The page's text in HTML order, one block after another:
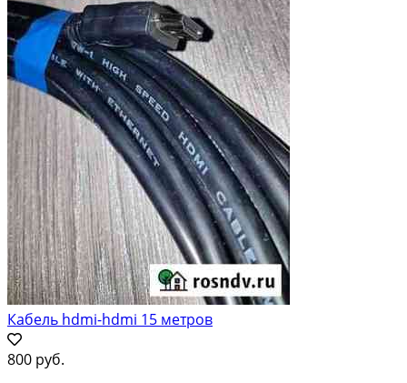
Кабель hdmi-hdmi 15 метров
800 руб.